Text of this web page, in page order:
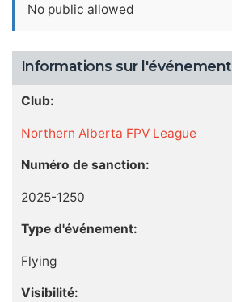
No public allowed
Informations sur l'événement
Club:
Northern Alberta FPV League
Numéro de sanction:
2025-1250
Type d'événement:
Flying
Visibilité: